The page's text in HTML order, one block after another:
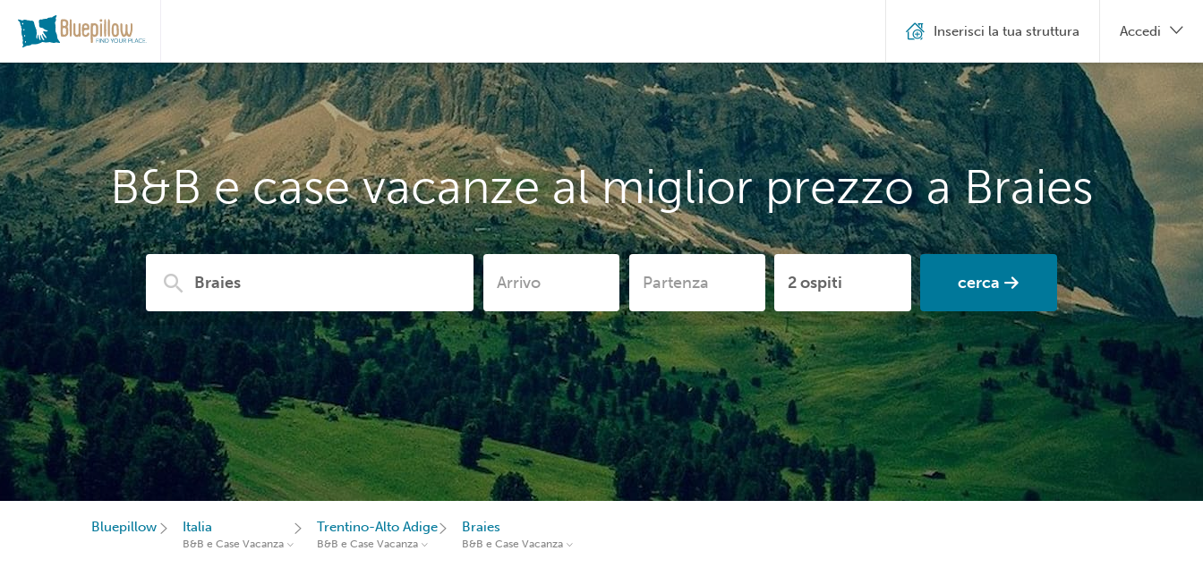
B&B e case vacanze al miglior prezzo a Braies
cerca
Inserisci la tua struttura Accedi
Bluepillow Italia
B&B e Case Vacanza
Trentino-Alto Adige
B&B e Case Vacanza
Braies
B&B e Case Vacanza